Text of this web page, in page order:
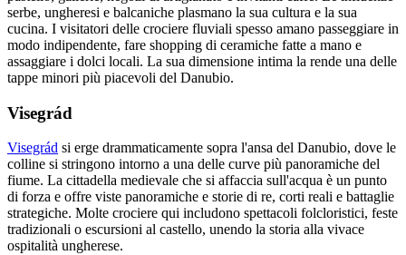
serbe, ungheresi e balcaniche plasmano la sua cultura e la sua
cucina. I visitatori delle crociere fluviali spesso amano passeggiare in
modo indipendente, fare shopping di ceramiche fatte a mano e
assaggiare i dolci locali. La sua dimensione intima la rende una delle
tappe minori più piacevoli del Danubio.
Visegrád
Visegrád si erge drammaticamente sopra l'ansa del Danubio, dove le
colline si stringono intorno a una delle curve più panoramiche del
fiume. La cittadella medievale che si affaccia sull'acqua è un punto
di forza e offre viste panoramiche e storie di re, corti reali e battaglie
strategiche. Molte crociere qui includono spettacoli folcloristici, feste
tradizionali o escursioni al castello, unendo la storia alla vivace
ospitalità ungherese.